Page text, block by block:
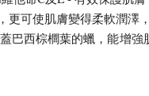
更可使肌膚變得柔軟潤澤
巴西棕櫚葉的蠟，能增